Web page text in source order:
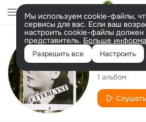
Мы используем cookie-файлы,
сервисы для вас. Если ваш
настроить cookie-файлы
представитель. Больше
Разрешить все Настроить
Stein
1 альбом
Слушать